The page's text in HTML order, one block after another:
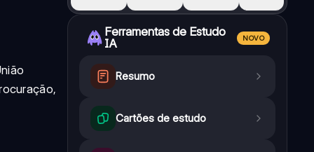
Ferramentas de Estudo
IA
NOVO
Resumo
Cartões de estudo